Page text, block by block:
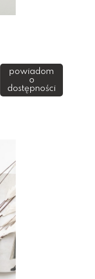
powiadom
o
dostępności